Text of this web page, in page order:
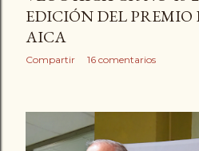
EDICIÓN DEL
AICA
Compartir 16 comentarios